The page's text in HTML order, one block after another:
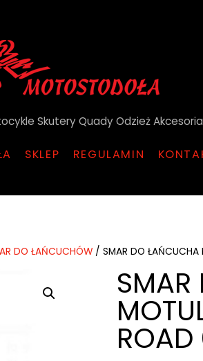
Skutery Quady Odzież
SKLEP REGULAMIN
DO ŁAŃCUCHÓW/ SMAR DO ŁAŃCUCHA
ROAD